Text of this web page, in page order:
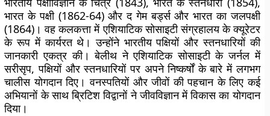
भारत के पक्षी (1862-64) और द गेम बर्ड्स और भारत का जलपक्षी
(1864)। वह कलकत्ता में एशियाटिक सोसाइटी संग्रहालय के क्यूरेटर
के रूप में कार्यरत थे। उन्होंने भारतीय पक्षियों और स्तनधारियों की
जानकारी एकत्र की। बेलीथ ने एशियाटिक सोसाइटी के जर्नल में
सरीसृप, पक्षियों और स्तनधारियों पर अपने निष्कर्षों के बारे में लगभग
चालीस योगदान दिए। वनस्पतियों और जीवों की पहचान के लिए कई
अभियानों के साथ ब्रिटिश विद्वानों ने जीवविज्ञान में विकास का योगदान
दिया।